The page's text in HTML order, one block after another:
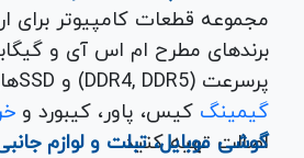
مجموعه قطعات کامپیوتر برای
پرسرعت (DDR4, DDR5) و SSDهای NVMe. همچنین کلیه
گیمینگ کیس، پاور، کیبورد و
اصالت تهیه کنید.
گوشی موبایل، تبلت و لوازم